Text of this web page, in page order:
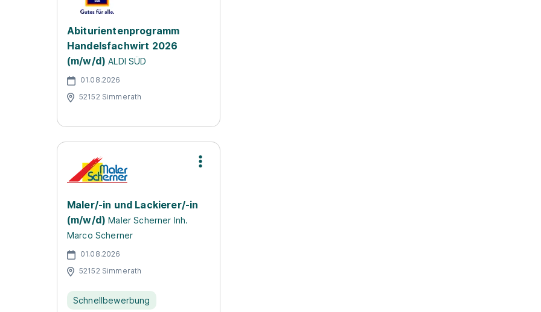
Abiturientenprogramm
Handelsfachwirt 2026
(m/w/d) ALDI SÜD
01.08.2026
52152 Simmerath
Maler/-in und Lackierer/-in
(m/w/d) Maler Scherner Inh.
Marco Scherner
01.08.2026
52152 Simmerath
Schnellbewerbung